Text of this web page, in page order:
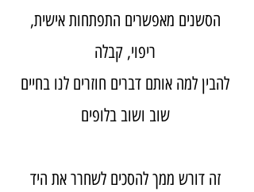
הסשנים מאפשרים התפתחות אישית,
ריפוי, קבלה
להבין למה אותם דברים חוזרים לנו בחיים
שוב ושוב בלופים
זה דורש ממך להסכים לשחרר את היד